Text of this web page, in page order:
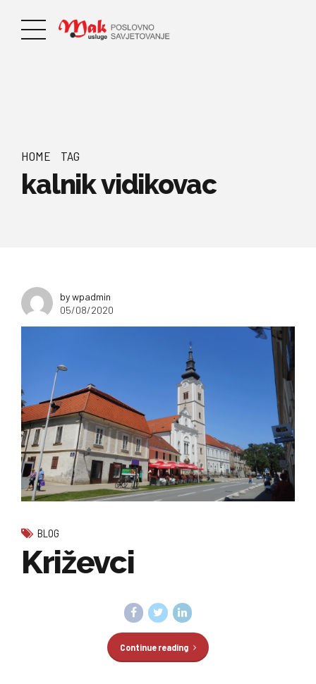
HOME TAG
kalnik vidikovac
by wpadmin
05/08/2020
BLOG
Križevci
Continue reading